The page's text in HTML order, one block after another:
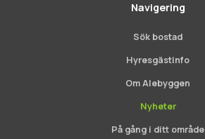
Navigering
Sök bostad
Hyresgästinfo
Om Alebyggen
Nyheter
På gång i ditt område